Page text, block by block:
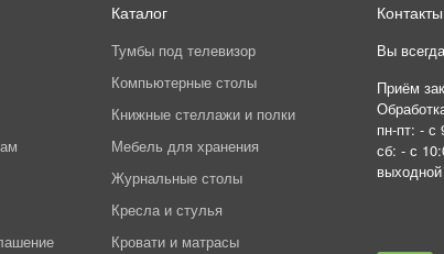
Каталог
Тумбы под телевизор
Компьютерные столы
Книжные стеллажи и полки
Мебель для хранения
Журнальные столы
Кресла и стулья
Кровати и матрасы
Контакты
Вы
Приём
пн-пт: - с
сб: - с